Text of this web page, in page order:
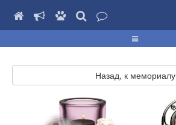
Назад, к мемориалу